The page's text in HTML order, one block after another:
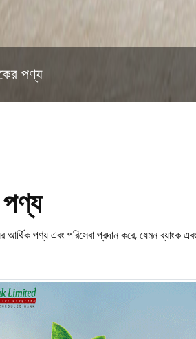
পণ্য
আর্থিক পণ্য এবং পরিসেবা প্রদান করে, যেমন ব্যাংক